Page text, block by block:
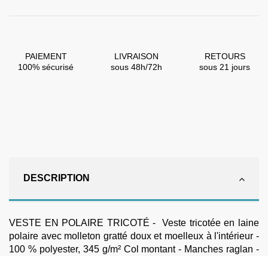
PAIEMENT
100% sécurisé
LIVRAISON
sous 48h/72h
RETOURS
sous 21 jours
DESCRIPTION
VESTE EN POLAIRE TRICOTÉ - Veste tricotée en laine
polaire avec molleton gratté doux et moelleux à l'intérieur -
100 % polyester, 345 g/m² Col montant - Manches raglan -